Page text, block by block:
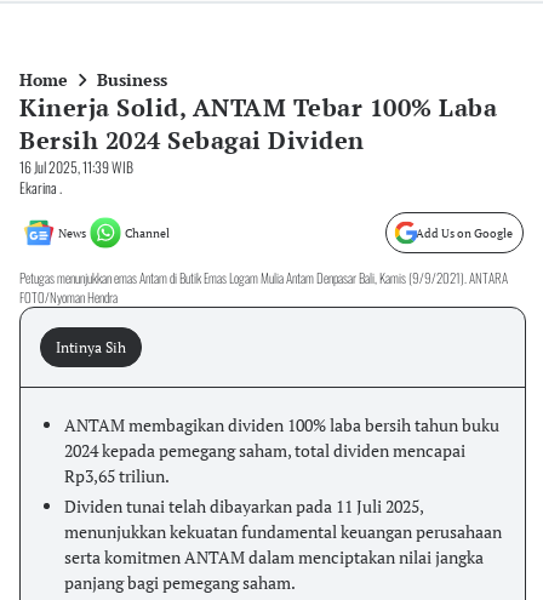
Home Business
Kinerja Solid, ANTAM Tebar 100% Laba
Bersih 2024 Sebagai Dividen
16 Jul 2025, 11:39 WIB
Ekarina .
News Channel Add Us on Google
Petugas menunjukkan emas Antam di Butik Emas Logam Mulia Antam Denpasar Bali, Kamis (9/9/2021). ANTARA
FOTO/Nyoman Hendra
Intinya Sih
ANTAM membagikan dividen 100% laba bersih tahun buku
2024 kepada pemegang saham, total dividen mencapai
Rp3,65 triliun.
Dividen tunai telah dibayarkan pada 11 Juli 2025,
menunjukkan kekuatan fundamental keuangan perusahaan
serta komitmen ANTAM dalam menciptakan nilai jangka
panjang bagi pemegang saham.